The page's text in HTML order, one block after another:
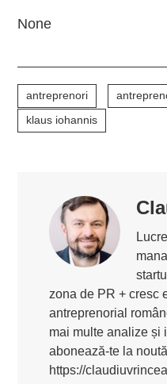
None
antreprenori
klaus iohannis
zona de PR + cresc
antreprenorial
mai multe analize și
abonează-te la
https://